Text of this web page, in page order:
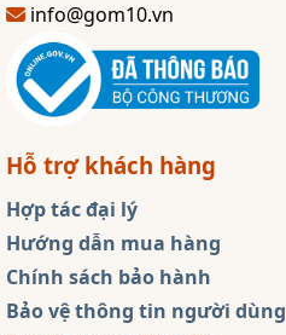
info@gom10.vn
Hỗ trợ khách hàng
Hợp tác đại lý
Hướng dẫn mua hàng
Chính sách bảo hành
Bảo vệ thông tin người dùng